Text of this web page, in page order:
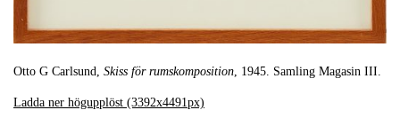
Otto G Carlsund, Skiss för rumskomposition, 1945. Samling Magasin III.
Ladda ner högupplöst (3392x4491px)